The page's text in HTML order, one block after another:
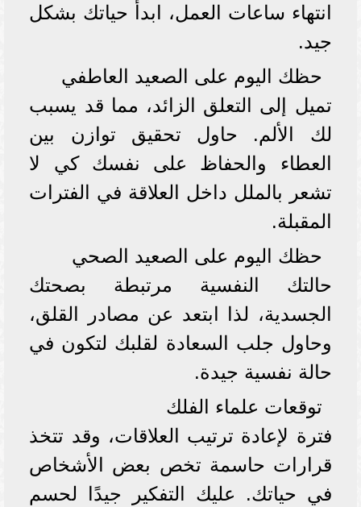
انتهاء ساعات العمل، ابدأ حياتك بشكل
جيد.
حظك اليوم على الصعيد العاطفي
تميل إلى التعلق الزائد، مما قد يسبب
لك الألم. حاول تحقيق توازن بين
العطاء والحفاظ على نفسك كي لا
تشعر بالملل داخل العلاقة في الفترات
المقبلة.
حظك اليوم على الصعيد الصحي
حالتك النفسية مرتبطة بصحتك
الجسدية، لذا ابتعد عن مصادر القلق،
وحاول جلب السعادة لقلبك لتكون في
حالة نفسية جيدة.
توقعات علماء الفلك
فترة لإعادة ترتيب العلاقات، وقد تتخذ
قرارات حاسمة تخص بعض الأشخاص
في حياتك. عليك التفكير جيدًا لحسم